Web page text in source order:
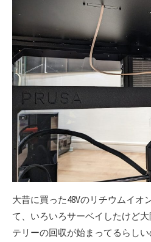
大昔に買った48Vのリチウムイオ
て、いろいろサーベイしたけど
テリーの回収が始まってるらし